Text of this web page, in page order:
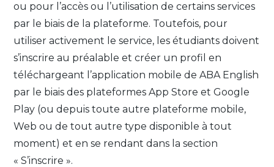
ou pour l’accès ou l’utilisation de certains services
par le biais de la plateforme. Toutefois, pour
utiliser activement le service, les étudiants doivent
s’inscrire au préalable et créer un profil en
téléchargeant l’application mobile de ABA English
par le biais des plateformes App Store et Google
Play (ou depuis toute autre plateforme mobile,
Web ou de tout autre type disponible à tout
moment) et en se rendant dans la section
« S’inscrire ».